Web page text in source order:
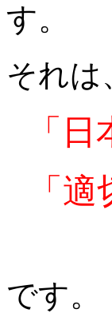
す。
それは
「
「
です。